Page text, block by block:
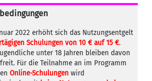
2022 erhöht sich das Nutzungsentgelt
Schulungen von 10 € auf 15 €.
unter 18 Jahren bleiben davon
Für die Teilnahme an im Programm
Online-Schulungen wird